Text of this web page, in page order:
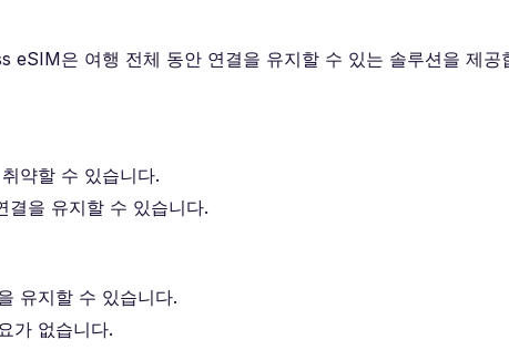
eSIM은 여행 전체 동안 연결을 유지할 수 있는 솔루션을 제공
약할 수 있습니다.
을 유지할 수 있습니다.
유지할 수 있습니다.
가 없습니다.